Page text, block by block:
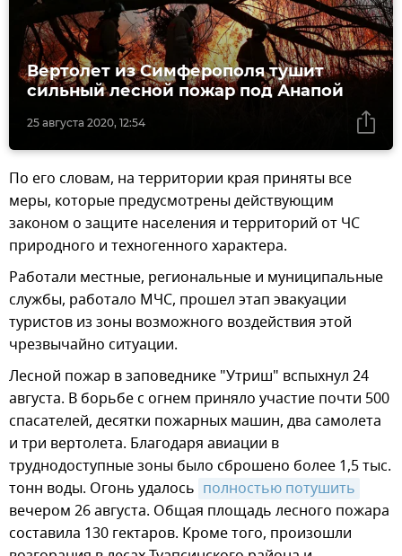
25 августа 2020, 12:54
Вертолет из Симферополя тушит
сильный лесной пожар под Анапой
По его словам, на территории края приняты все
меры, которые предусмотрены действующим
законом о защите населения и территорий от ЧС
природного и техногенного характера.
Работали местные, региональные и муниципальные
службы, работало МЧС, прошел этап эвакуации
туристов из зоны возможного воздействия этой
чрезвычайно ситуации.
Лесной пожар в заповеднике "Утриш" вспыхнул 24
августа. В борьбе с огнем приняло участие почти 500
спасателей, десятки пожарных машин, два самолета
и три вертолета. Благодаря авиации в
труднодоступные зоны было сброшено более 1,5 тыс.
тонн воды. Огонь удалось полностью потушить
вечером 26 августа. Общая площадь лесного пожара
составила 130 гектаров. Кроме того, произошли